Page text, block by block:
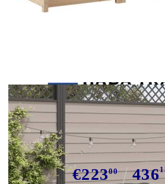
Градински
възглавници, 3
€22300 436